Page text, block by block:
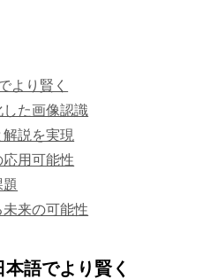
より賢く
した画像認識
説を実現
用可能性
来の可能性
語でより賢く